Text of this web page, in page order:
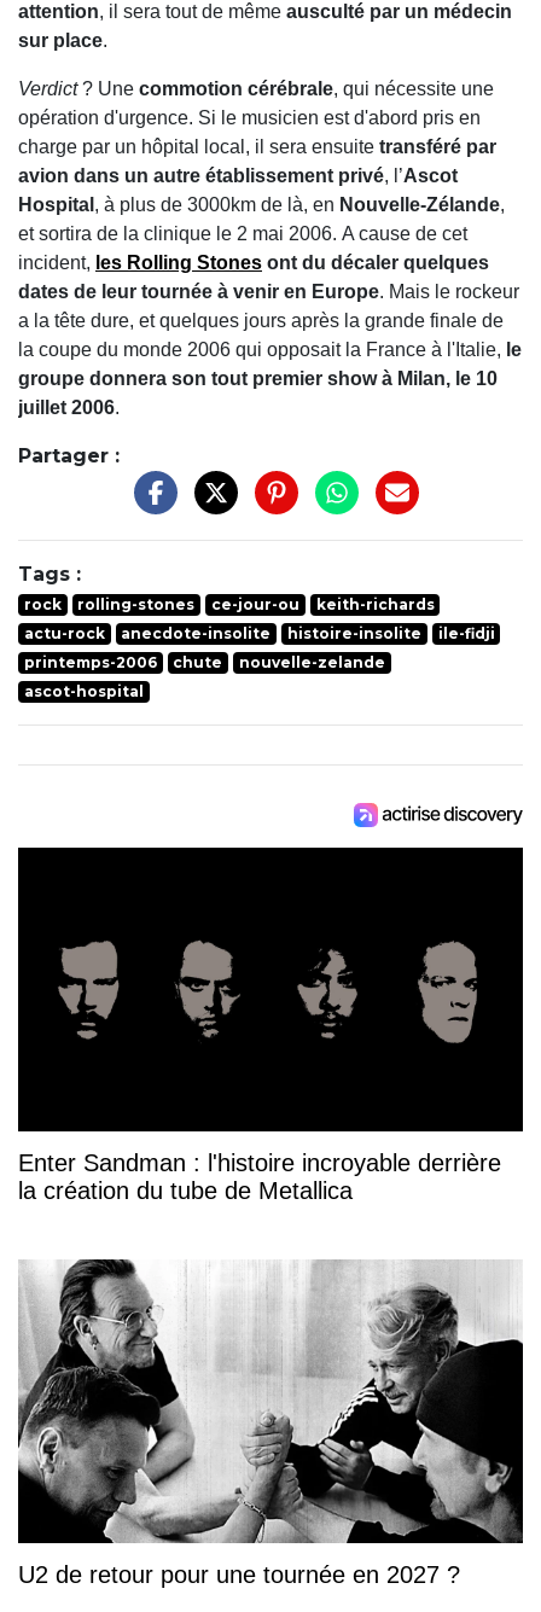
attention, il sera tout de même ausculté par un médecin
sur place.
Verdict? Une commotion cérébrale, qui nécessite une
opération d'urgence. Si le musicien est d'abord pris en
charge par un hôpital local, il sera ensuite transféré par
avion dans un autre établissement privé, l’Ascot
Hospital , à plus de 3000km de là, en Nouvelle-Zélande,
et sortira de la clinique le 2 mai 2006. A cause de cet
incident, les Rolling Stones ont du décaler quelques
dates de leur tournée à venir en Europe. Mais le rockeur
a la tête dure, et quelques jours après la grande finale de
la coupe du monde 2006 qui opposait la France à l'Italie, le
groupe donnera son tout premier show à Milan, le 10
juillet 2006.
Partager :
Tags :
rock rolling-stones ce-jour-ou
keith-richards
actu-rock
anecdote-insolite histoire-insolite
ile-fidji
printemps-2006
chute
nouvelle-zelande
ascot-hospital
Enter Sandman : l'histoire incroyable derrière
la création du tube de Metallica
U2 de retour pour une tournée en 2027 ?